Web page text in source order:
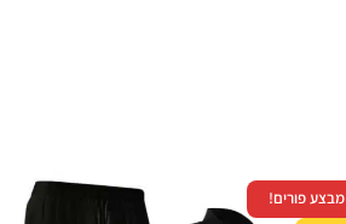
מבצע פורים!